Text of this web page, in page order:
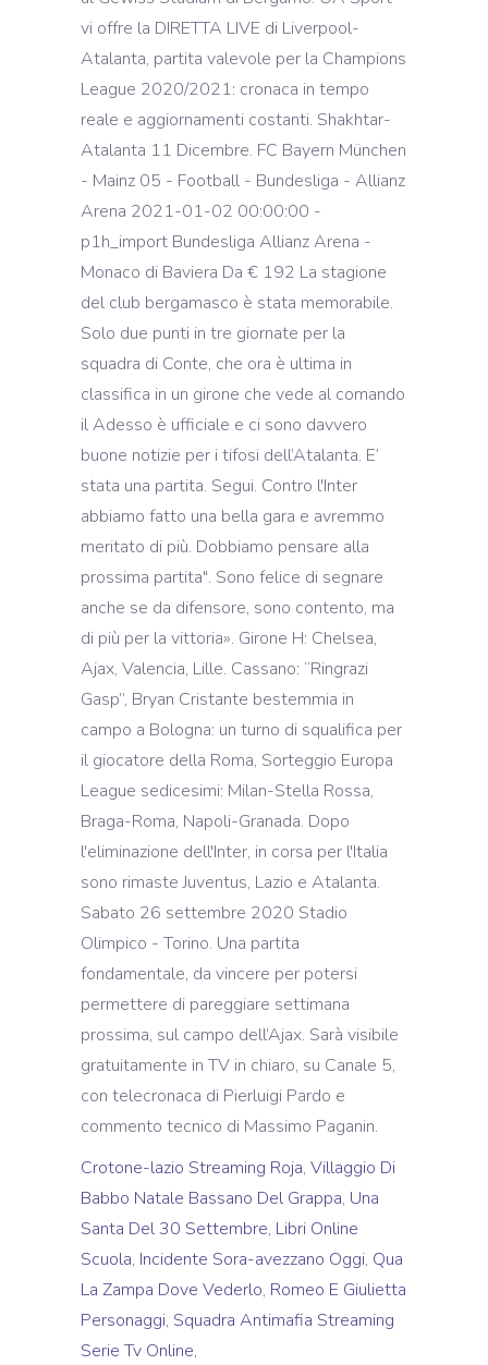
Crotone-lazio Streaming Roja, Villaggio Di
Babbo Natale Bassano Del Grappa, Una
Santa Del 30 Settembre, Libri Online
Scuola, Incidente Sora-avezzano Oggi, Qua
La Zampa Dove Vederlo, Romeo E Giulietta
Personaggi, Squadra Antimafia Streaming
Serie Tv Online,